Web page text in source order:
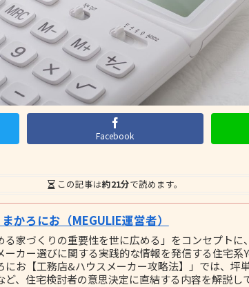
Facebook
この記事は約21分で読めます。
かろにお（MEGULIE運営者）
る家づくりの重要性を世に広める」をコンセプト
ーカー選びに関する実践的な情報を発信する住宅
にお【工務店&ハウスメーカー攻略法】」では、坪
ど、住宅検討者の意思決定に直結する内容を解説し